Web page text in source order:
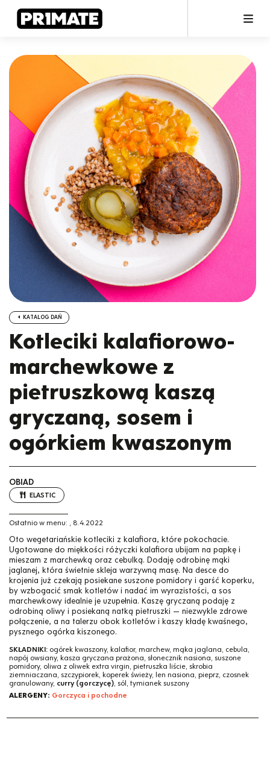
KATALOG DAŃ
Kotleciki kalafiorowo-
marchewkowe z
pietruszkową kaszą
gryczaną, sosem i
ogórkiem kwaszonym
OBIAD
ELASTIC
Ostatnio w menu: , 8.4.2022
Oto wegetariańskie kotleciki z kalafiora, które pokochacie.
Ugotowane do miękkości różyczki kalafiora ubijam na papkę i
mieszam z marchewką oraz cebulką. Dodaję odrobinę mąki
jaglanej, która świetnie skleja warzywną masę. Na desce do
krojenia już czekają posiekane suszone pomidory i garść koperku,
by wzbogacić smak kotletów i nadać im wyrazistości, a sos
marchewkowy idealnie je uzupełnia. Kaszę gryczaną podaję z
odrobiną oliwy i posiekaną natką pietruszki — niezwykle zdrowe
połączenie, a na talerzu obok kotletów i kaszy kładę kwaśnego,
pysznego ogórka kiszonego.
SKŁADNIKI: ogórek kwaszony, kalafior, marchew, mąka jaglana, cebula,
napój owsiany, kasza gryczana prażona, słonecznik nasiona, suszone
pomidory, oliwa z oliwek extra virgin, pietruszka liście, skrobia
ziemniaczana, szczypiorek, koperek świeży, len nasiona, pieprz, czosnek
granulowany, curry (gorczycę), sól, tymianek suszony
ALERGENY: Gorczyca i pochodne